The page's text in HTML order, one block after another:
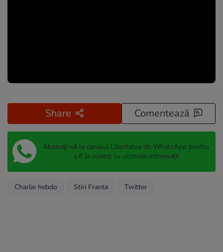
Share Comentează
Abonați-vă la canalul Libertatea de WhatsApp pentru
a fi la curent cu ultimele informații
Charlie hebdo Stiri Franta Twitter